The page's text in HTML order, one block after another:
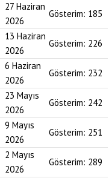
27 Haziran
2026
Gösterim: 185
13 Haziran
2026
Gösterim: 226
6 Haziran
2026
Gösterim: 232
23 Mayıs
2026
Gösterim: 242
9 Mayıs
2026
Gösterim: 251
2 Mayıs
2026
Gösterim: 289